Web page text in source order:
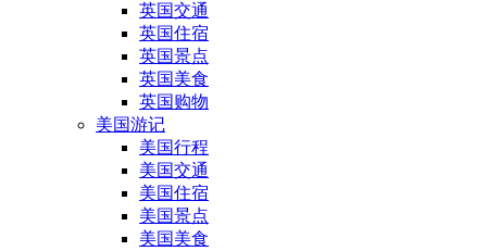
英国交通
英国住宿
英国景点
英国美食
英国购物
美国游记
美国行程
美国交通
美国住宿
美国景点
美国美食